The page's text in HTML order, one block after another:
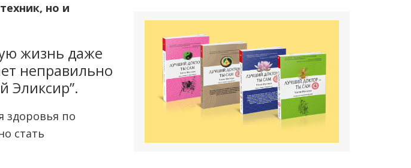
но и
жизнь даже
неправильно
Эликсир”.
здоровья по
стать